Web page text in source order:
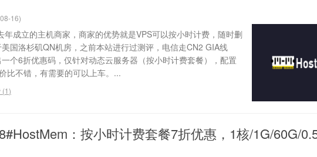
16)
年成立的主机商家，商家的优势就是VPS可以按小时计费，随时删
国洛杉矶QN机房，之前本站进行过测评，电信走CN2 GIA线
个6折优惠码，仅针对动态云服务器（按小时计费套餐），配置
比不错，有需要的可以上车。...
(1)
：按小时计费套餐7折优惠，1核/1G/60G/